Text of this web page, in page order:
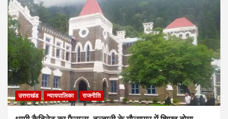
उत्तराखंड न्यायपालिका राजनीति